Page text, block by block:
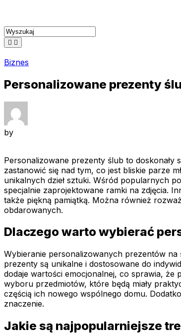
content
Biznes
Personalizowane prezenty
by
Personalizowane prezenty ślub to
zastanowić się nad tym, co jest bliskie parze
unikalnych dzieł sztuki. Wśród popularnych
specjalnie zaprojektowane ramki na zdjęcia.
także piękną pamiątką. Można również
obdarowanych.
Dlaczego warto wybierać
Wybieranie personalizowanych prezentów
prezenty są unikalne i dostosowane do
dodaje wartości emocjonalnej, co sprawia, że
wyboru przedmiotów, które będą miały
częścią ich nowego wspólnego domu.
znaczenie.
Jakie są najpopularniejsze